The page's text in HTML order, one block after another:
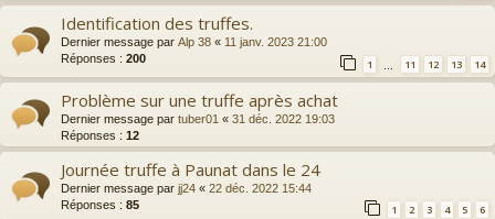
Identification des truffes.
Dernier message par Alp 38 « 11 janv. 2023 21:00
Réponses : 200 1 11 12 13 14
Problème sur une truffe après achat
Dernier message par tuber01 « 31 déc. 2022 19:03
Réponses : 12
Journée truffe à Paunat dans le 24
Dernier message par jj24 « 22 déc. 2022 15:44
Réponses : 85 1 2 3 4 5 6